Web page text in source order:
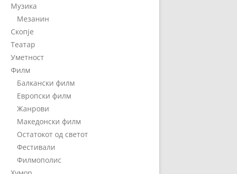
Музика
Мезанин
Скопје
Театар
Уметност
Филм
Балкански филм
Европски филм
Жанрови
Македонски филм
Остатокот од светот
Фестивали
Филмополис